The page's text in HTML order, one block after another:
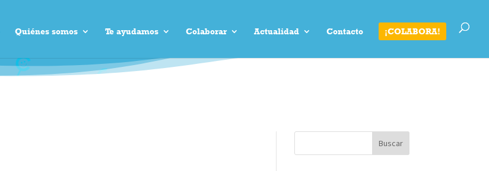
Quiénes somos Te ayudamos Colaborar Actualidad Contacto ¡COLABORA!